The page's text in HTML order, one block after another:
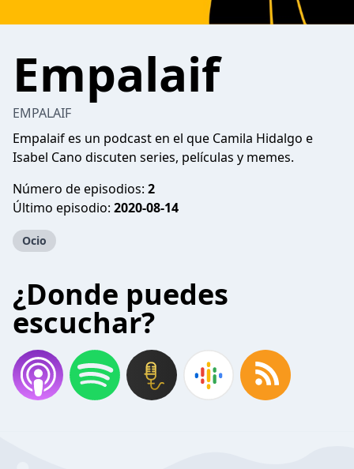
Empalaif
EMPALAIF
Empalaif es un podcast en el que Camila Hidalgo e
Isabel Cano discuten series, películas y memes.
Número de episodios: 2
Último episodio: 2020-08-14
Ocio
¿Donde puedes
escuchar?